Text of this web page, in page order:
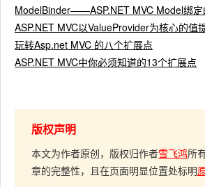
ModelBinder——ASP.NET MVC Model绑定
ASP.NET MVC以ValueProvider为核心的值
玩转Asp.net MVC 的八个扩展点
ASP.NET MVC中你必须知道的13个扩展点
版权声明
本文为作者原创，版权归作者雪飞鸿所
章的完整性，且在页面明显位置处标明